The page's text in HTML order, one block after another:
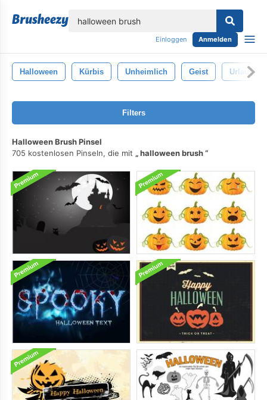
Einloggen Anmelden
Halloween Kürbis Unheimlich Geist Urlaub
Filters
Halloween Brush Pinsel
705 kostenlosen Pinseln, die mit
halloween brush